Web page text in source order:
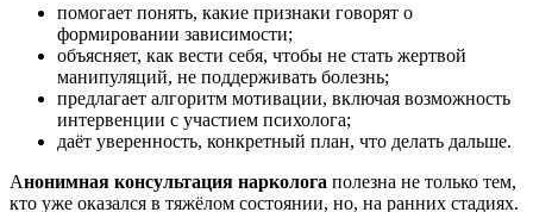
помогает понять, какие признаки говорят о
формировании зависимости;
объясняет, как вести себя, чтобы не стать жертвой
манипуляций, не поддерживать болезнь;
предлагает алгоритм мотивации, включая возможность
интервенции с участием психолога;
даёт уверенность, конкретный план, что делать дальше.
Анонимная консультация нарколога полезна не только тем,
кто уже оказался в тяжёлом состоянии, но, на ранних стадиях.